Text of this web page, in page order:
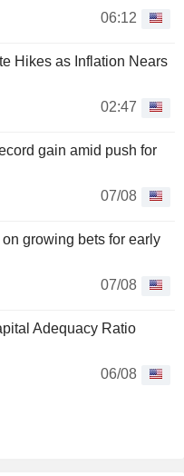
06:12
Hikes as Inflation Nears
02:47
gain amid push for
07/08
growing bets for early
07/08
Adequacy Ratio
06/08